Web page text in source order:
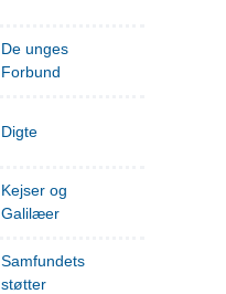
De unges
Forbund
Digte
Kejser og
Galilæer
Samfundets
støtter